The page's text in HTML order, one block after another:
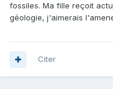
fossiles. Ma fille reçoit
géologie, j'aimerais
Citer